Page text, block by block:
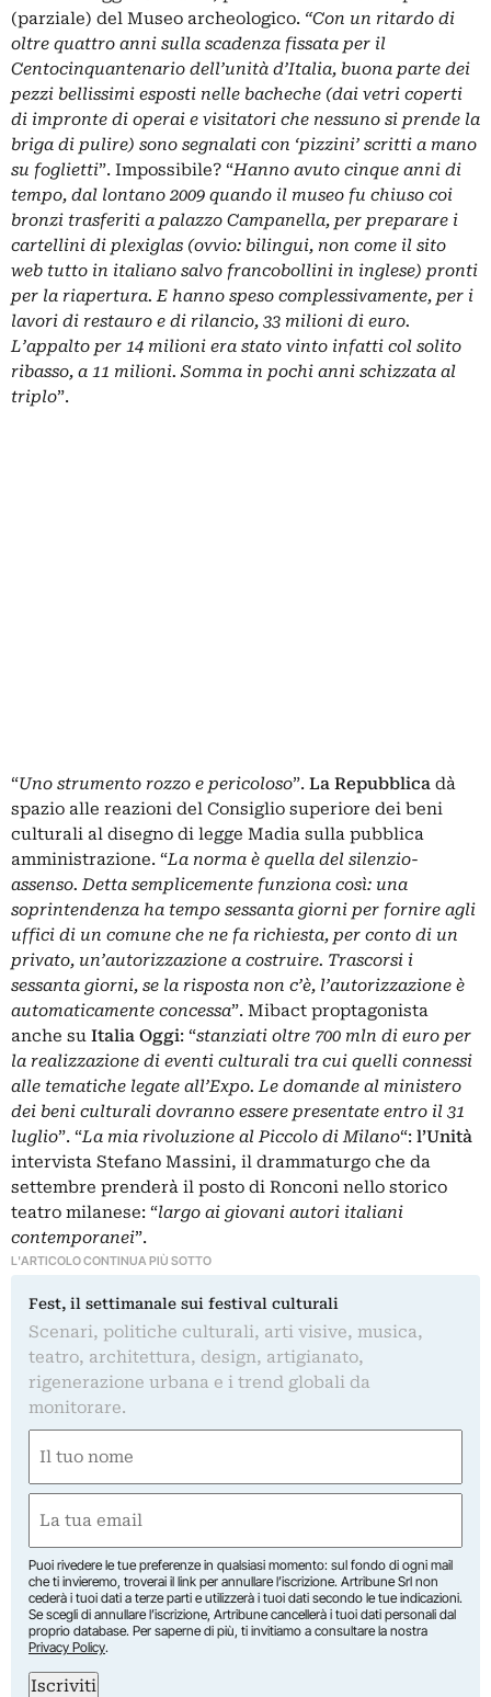
(parziale) del Museo archeologico. “Con un ritardo di
oltre quattro anni sulla scadenza fissata per il
Centocinquantenario dell’unità d’Italia, buona parte dei
pezzi bellissimi esposti nelle bacheche (dai vetri coperti
di impronte di operai e visitatori che nessuno si prende la
briga di pulire) sono segnalati con ‘pizzini’ scritti a mano
su foglietti”. Impossibile? “Hanno avuto cinque anni di
tempo, dal lontano 2009 quando il museo fu chiuso coi
bronzi trasferiti a palazzo Campanella, per preparare i
cartellini di plexiglas (ovvio: bilingui, non come il sito
web tutto in italiano salvo francobollini in inglese) pronti
per la riapertura. E hanno speso complessivamente, per i
lavori di restauro e di rilancio, 33 milioni di euro.
L’appalto per 14 milioni era stato vinto infatti col solito
ribasso, a 11 milioni. Somma in pochi anni schizzata al
triplo”.
“Uno strumento rozzo e pericoloso”. La Repubblica dà
spazio alle reazioni del Consiglio superiore dei beni
culturali al disegno di legge Madia sulla pubblica
amministrazione. “La norma è quella del silenzio-
assenso. Detta semplicemente funziona così: una
soprintendenza ha tempo sessanta giorni per fornire agli
uffici di un comune che ne fa richiesta, per conto di un
privato, un’autorizzazione a costruire. Trascorsi i
sessanta giorni, se la risposta non c’è, l’autorizzazione è
automaticamente concessa”. Mibact proptagonista
anche su Italia Oggi: “stanziati oltre 700 mln di euro per
la realizzazione di eventi culturali tra cui quelli connessi
alle tematiche legate all’Expo. Le domande al ministero
dei beni culturali dovranno essere presentate entro il 31
luglio”. “La mia rivoluzione al Piccolo di Milano“: l’Unità
intervista Stefano Massini, il drammaturgo che da
settembre prenderà il posto di Ronconi nello storico
teatro milanese: “largo ai giovani autori italiani
contemporanei”.
L'ARTICOLO CONTINUA PIÙ SOTTO
Fest, il settimanale sui festival culturali
Scenari, politiche culturali, arti visive, musica,
teatro, architettura, design, artigianato,
rigenerazione urbana e i trend globali da
monitorare.
(Required)
(Required)
Puoi rivedere le tue preferenze in qualsiasi momento: sul fondo di ogni mail
che ti invieremo, troverai il link per annullare l’iscrizione. Artribune Srl non
cederà i tuoi dati a terze parti e utilizzerà i tuoi dati secondo le tue indicazioni.
Se scegli di annullare l’iscrizione, Artribune cancellerà i tuoi dati personali dal
proprio database. Per saperne di più, ti invitiamo a consultare la nostra
Privacy Policy.
Iscriviti